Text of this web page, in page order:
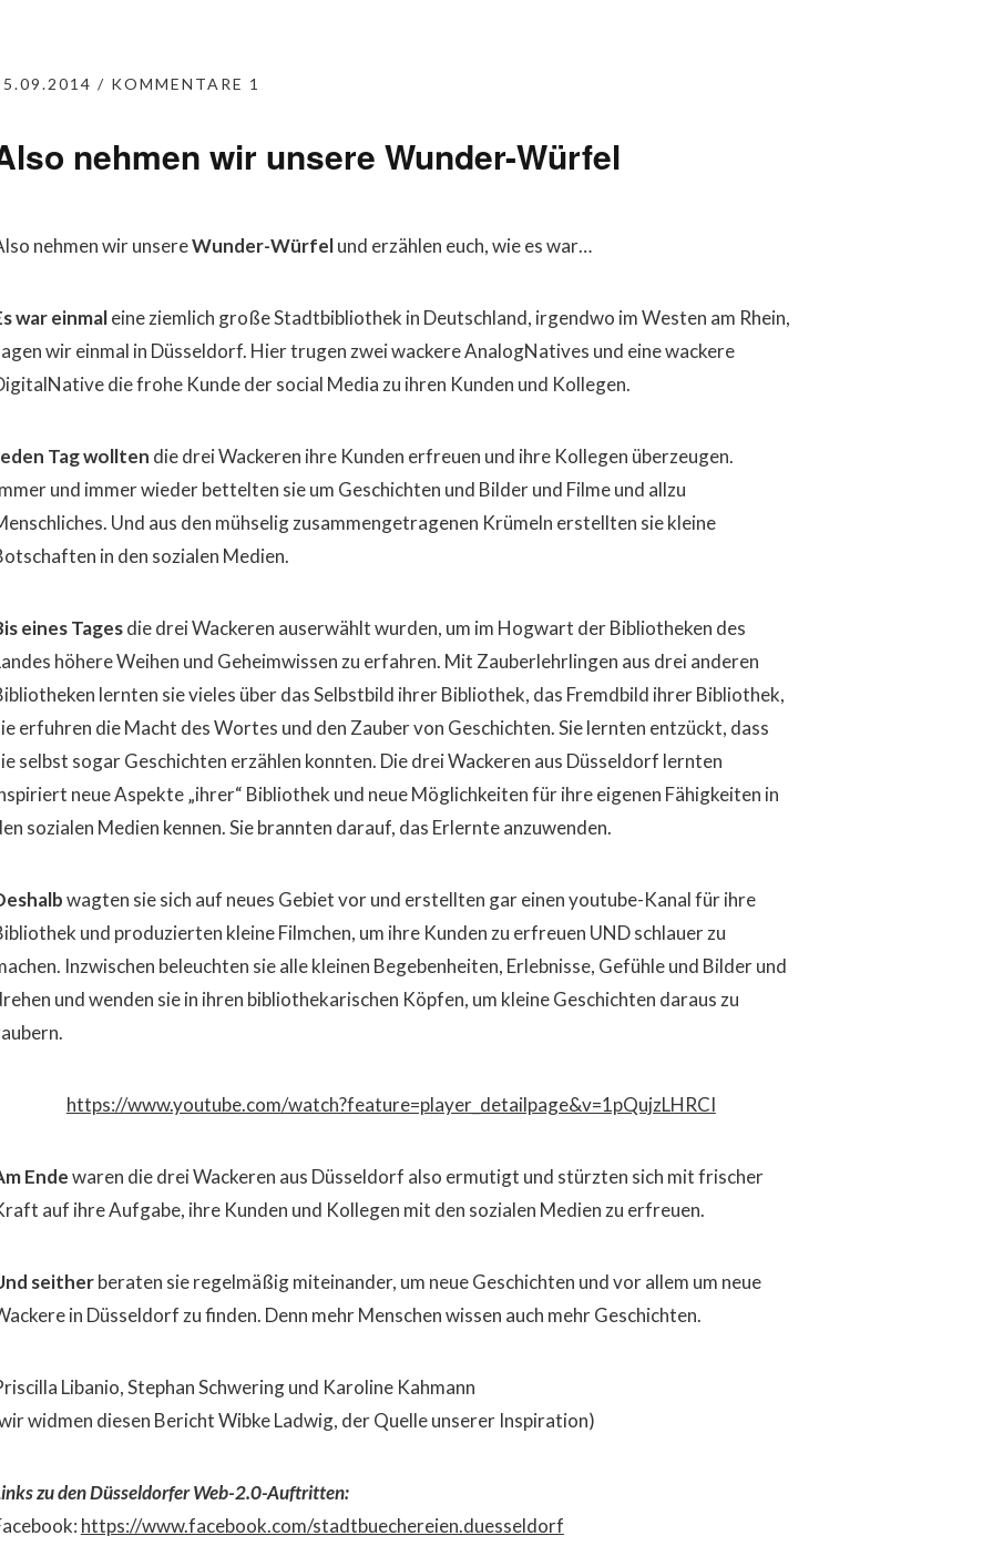
KOMMENTARE 1
nehmen wir unsere Wunder-Würfel
nehmen wir unsereWunder-Würfelund erzählen euch, wie es war…
war einmaleine ziemlich große Stadtbibliothek in Deutschland, irgendwo im Westen am Rhein,
wir einmal in Düsseldorf. Hier trugen zwei wackere AnalogNatives und eine wackere
die frohe Kunde der social Media zu ihren Kunden und Kollegen.
Tag wollten die drei Wackeren ihre Kunden erfreuen und ihre Kollegen überzeugen.
und immer wieder bettelten sie um Geschichten und Bilder und Filme und allzu
Und aus den mühselig zusammengetragenen Krümeln erstellten sie kleine
in den sozialen Medien.
eines Tagesdie drei Wackeren auserwählt wurden, um im Hogwart der Bibliotheken des
höhere Weihen und Geheimwissen zu erfahren. Mit Zauberlehrlingen aus drei anderen
lernten sie vieles über das Selbstbild ihrer Bibliothek, das Fremdbild ihrer Bibliothek,
erfuhren die Macht des Wortes und den Zauber von Geschichten. Sie lernten entzückt, dass
selbst sogar Geschichten erzählen konnten. Die drei Wackeren aus Düsseldorf lernten
neue Aspekte „ihrer“ Bibliothek und neue Möglichkeiten für ihre eigenen Fähigkeiten in
sozialen Medien kennen. Sie brannten darauf, das Erlernte anzuwenden.
wagten sie sich auf neues Gebiet vor und erstellten gar einen youtube-Kanal für ihre
und produzierten kleine Filmchen, um ihre Kunden zu erfreuen UND schlauer zu
Inzwischen beleuchten sie alle kleinen Begebenheiten, Erlebnisse, Gefühle und Bilder und
und wenden sie in ihren bibliothekarischen Köpfen, um kleine Geschichten daraus zu
https://www.youtube.com/watch?feature=player_detailpage&v=1pQujzLHRCI
Endewaren die drei Wackeren aus Düsseldorf also ermutigt und stürzten sich mit frischer
auf ihre Aufgabe, ihre Kunden und Kollegen mit den sozialen Medien zu erfreuen.
seitherberaten sie regelmäßig miteinander, um neue Geschichten und vor allem um neue
in Düsseldorf zu finden. Denn mehr Menschen wissen auch mehr Geschichten.
Libanio, Stephan Schwering und Karoline Kahmann
widmen diesen Bericht Wibke Ladwig, der Quelle unserer Inspiration)
zu den Düsseldorfer Web-2.0-Auftritten:
https://www.facebook.com/stadtbuechereien.duesseldorf